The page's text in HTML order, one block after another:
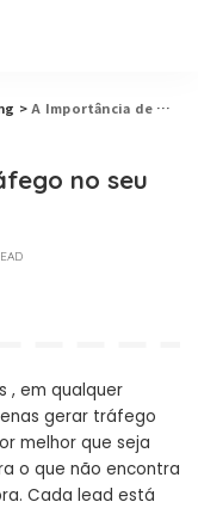
> A Importância de gerar tráfego no seu site ou blog
no seu
, em qualquer
gerar tráfego
melhor que seja
o que não encontra
Cada lead está